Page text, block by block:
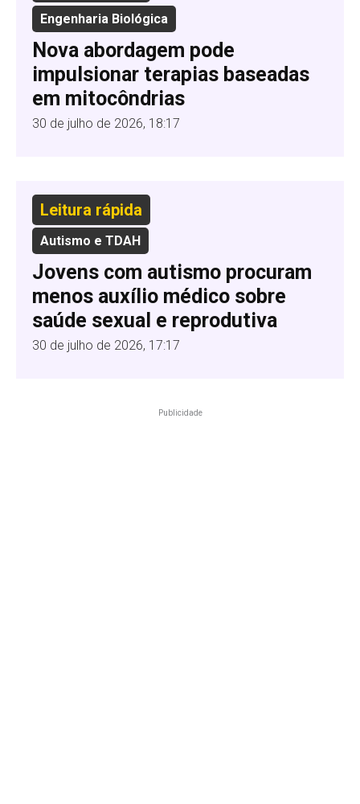
Engenharia Biológica
Nova abordagem pode
impulsionar terapias baseadas
em mitocôndrias
30 de julho de 2026, 18:17
Leitura rápida
Autismo e TDAH
Jovens com autismo procuram
menos auxílio médico sobre
saúde sexual e reprodutiva
30 de julho de 2026, 17:17
Publicidade